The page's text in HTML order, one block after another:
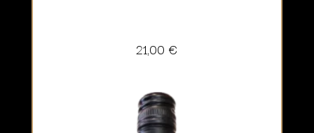
21,00 €